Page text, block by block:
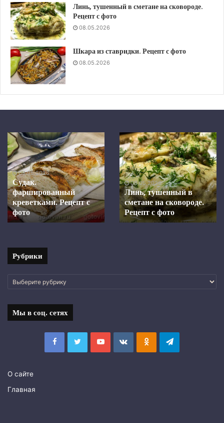
Линь, тушенный в сметане на сковороде.
Рецепт с фото
08.05.2026
Шкара из ставридки. Рецепт с фото
08.05.2026
Шкара
из
ставридки.
Рецепт
с
фото08.05.2026
Шкара из ставридки.
Рецепт с фото
Скумбрия
в
средиземноморском
маринаде,
запеченная
в
духовке.
Рецепт
с
08.05.2026
Скумбрия в
средиземноморском
маринаде, запеченная в
духовке. Рецепт с фото
Рубрики
Рубрики
Мы в соц. сетях
FacebookTwitterYouTubevk.comОдноклассники
Telegram
О сайте
Главная